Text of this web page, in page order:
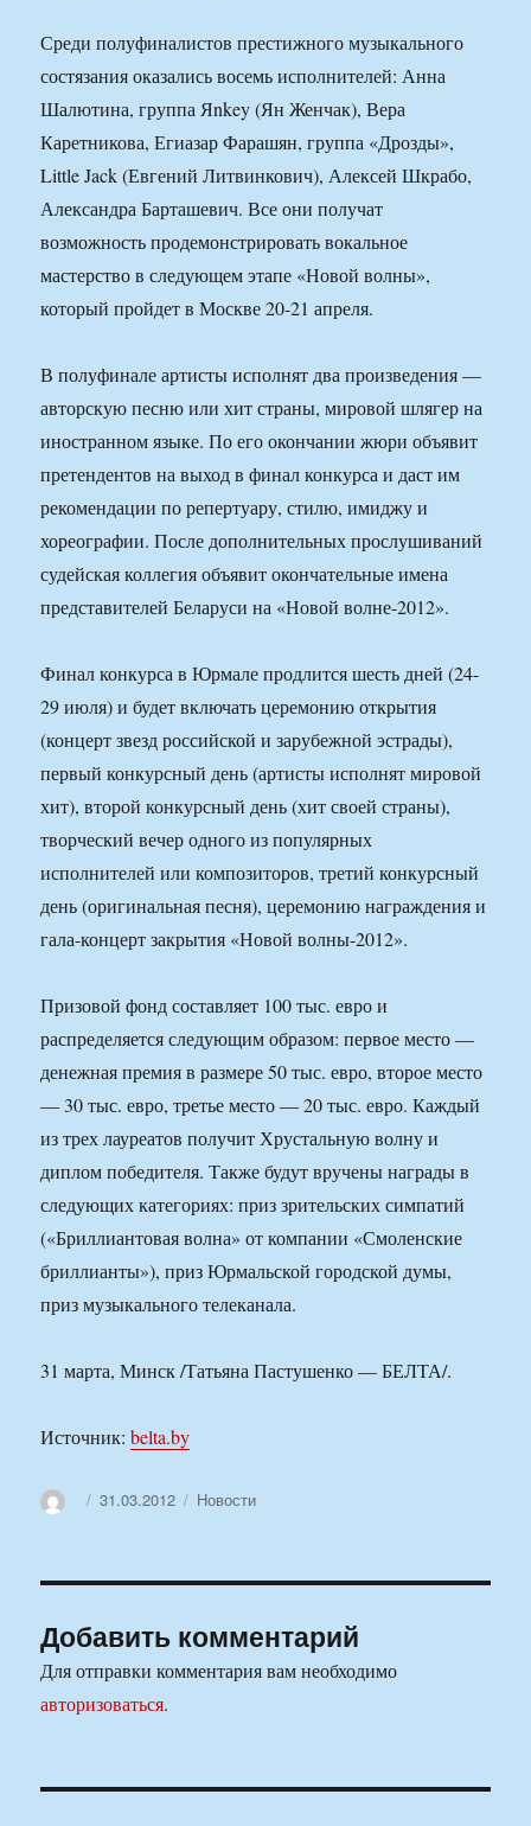
Среди полуфиналистов престижного музыкального
состязания оказались восемь исполнителей: Анна
Шалютина, группа Яnkey (Ян Женчак), Вера
Каретникова, Егиазар Фарашян, группа «Дрозды»,
Little Jack (Евгений Литвинкович), Алексей Шкрабо,
Александра Барташевич. Все они получат
возможность продемонстрировать вокальное
мастерство в следующем этапе «Новой волны»,
который пройдет в Москве 20-21 апреля.
В полуфинале артисты исполнят два произведения —
авторскую песню или хит страны, мировой шлягер на
иностранном языке. По его окончании жюри объявит
претендентов на выход в финал конкурса и даст им
рекомендации по репертуару, стилю, имиджу и
хореографии. После дополнительных прослушиваний
судейская коллегия объявит окончательные имена
представителей Беларуси на «Новой волне-2012».
Финал конкурса в Юрмале продлится шесть дней (24-
29 июля) и будет включать церемонию открытия
(концерт звезд российской и зарубежной эстрады),
первый конкурсный день (артисты исполнят мировой
хит), второй конкурсный день (хит своей страны),
творческий вечер одного из популярных
исполнителей или композиторов, третий конкурсный
день (оригинальная песня), церемонию награждения и
гала-концерт закрытия «Новой волны-2012».
Призовой фонд составляет 100 тыс. евро и
распределяется следующим образом: первое место —
денежная премия в размере 50 тыс. евро, второе место
— 30 тыс. евро, третье место — 20 тыс. евро. Каждый
из трех лауреатов получит Хрустальную волну и
диплом победителя. Также будут вручены награды в
следующих категориях: приз зрительских симпатий
(«Бриллиантовая волна» от компании «Смоленские
бриллианты»), приз Юрмальской городской думы,
приз музыкального телеканала.
31 марта, Минск /Татьяна Пастушенко — БЕЛТА/.
Источник:belta.by
АвторОпубликовано
31.03.2012 Рубрики
Новости
Добавить комментарий
Для отправки комментария вам необходимо
авторизоваться.